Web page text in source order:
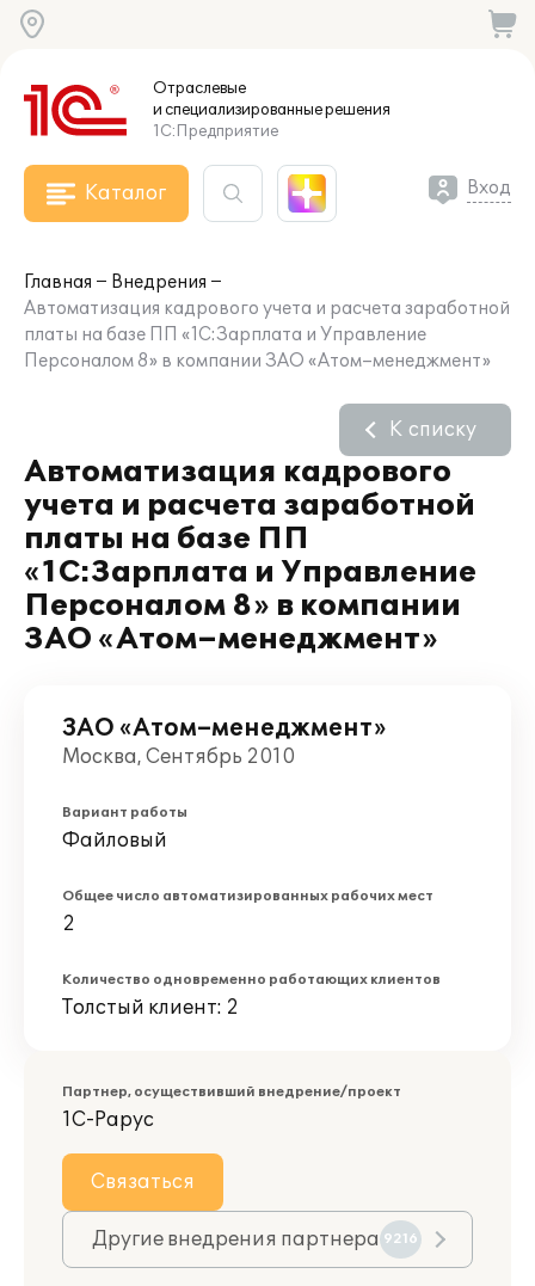
Отраслевые
и специализированныерешения
1С:Предприятие
Каталог Вход
Главная
Внедрения
Автоматизация кадрового учета и расчета заработной
платы на базе ПП «1С:Зарплата и Управление
Персоналом 8» в компании ЗАО «Атом–менеджмент»
Автоматизация кадрового
учета и расчета заработной
платы на базе ПП
«1С:Зарплата и Управление
Персоналом 8» в компании
ЗАО «Атом–менеджмент»
К списку
ЗАО «Атом–менеджмент»
Москва, Сентябрь 2010
Вариант работы
Файловый
Общее число автоматизированных рабочих мест
2
Количество одновременно работающих клиентов
Толстый клиент: 2
Партнер, осуществивший внедрение/проект
1С-Рарус
Связаться
Другие внедрения партнера 9216